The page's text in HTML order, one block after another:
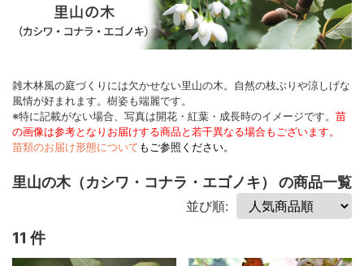
雑木林風の庭づくりには欠かせない里山の木。自然の枝ぶりや涼しげな
風情が好まれます。樹姿も端麗です。
※特に記載がない場合、写真は開花・紅葉・成長時のイメージです。 苗
の画像は参考となりお届けする商品と若干異なる場合もございます。
苗類のお届け形態についてもご参照ください。
里山の木（カシワ・コナラ・エゴノキ） の商品一覧
並び順:
11 件